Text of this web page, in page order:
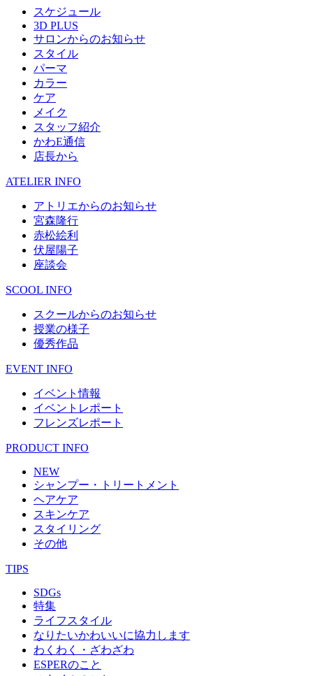
スケジュール
3D PLUS
サロンからのお知らせ
スタイル
パーマ
カラー
ケア
メイク
スタッフ紹介
かわE通信
店長から
ATELIER INFO
アトリエからのお知らせ
宮森隆行
赤松絵利
伏屋陽子
座談会
SCOOL INFO
スクールからのお知らせ
授業の様子
優秀作品
EVENT INFO
イベント情報
イベントレポート
フレンズレポート
PRODUCT INFO
NEW
シャンプー・トリートメント
ヘアケア
スキンケア
スタイリング
その他
TIPS
SDGs
特集
ライフスタイル
なりたいかわいいに協力します
わくわく・ざわざわ
ESPERのこと